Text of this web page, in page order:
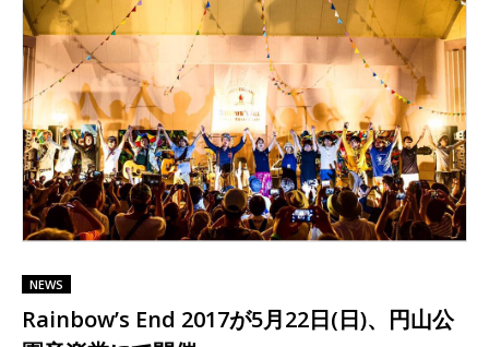
NEWS
Rainbow’s End 2017が5月22日(日)、円山公